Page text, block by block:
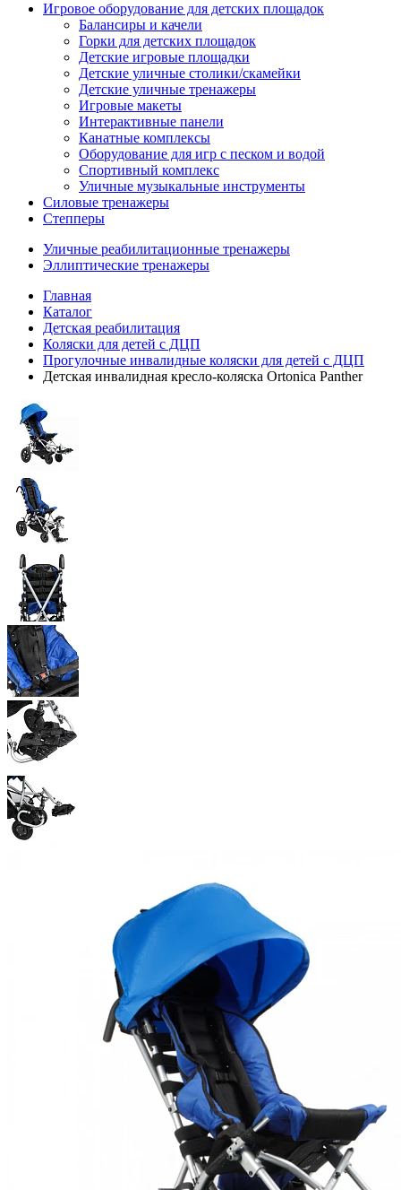
Игровое оборудование для детских площадок
Балансиры и качели
Горки для детских площадок
Детские игровые площадки
Детские уличные столики/скамейки
Детские уличные тренажеры
Игровые макеты
Интерактивные панели
Канатные комплексы
Оборудование для игр с песком и водой
Спортивный комплекс
Уличные музыкальные инструменты
Силовые тренажеры
Степперы
Уличные реабилитационные тренажеры
Эллиптические тренажеры
Главная
Каталог
Детская реабилитация
Коляски для детей с ДЦП
Прогулочные инвалидные коляски для детей с ДЦП
Детская инвалидная кресло-коляска Ortonica Panther